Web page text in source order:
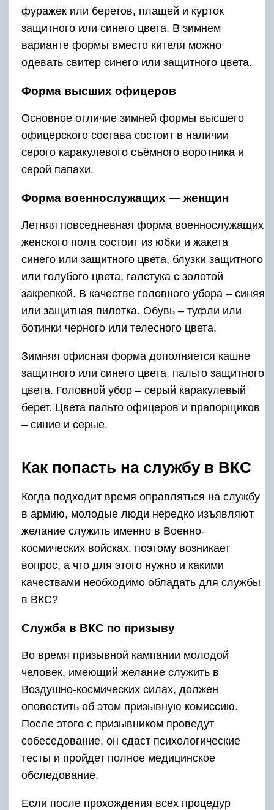
фуражек или беретов, плащей и курток
защитного или синего цвета. В зимнем
варианте формы вместо кителя можно
одевать свитер синего или защитного цвета.
Форма высших офицеров
Основное отличие зимней формы высшего
офицерского состава состоит в наличии
серого каракулевого съёмного воротника и
серой папахи.
Форма военнослужащих — женщин
Летняя повседневная форма военнослужащих
женского пола состоит из юбки и жакета
синего или защитного цвета, блузки защитного
или голубого цвета, галстука с золотой
закрепкой. В качестве головного убора – синяя
или защитная пилотка. Обувь – туфли или
ботинки черного или телесного цвета.
Зимняя офисная форма дополняется кашне
защитного или синего цвета, пальто защитного
цвета. Головной убор – серый каракулевый
берет. Цвета пальто офицеров и прапорщиков
– синие и серые.
Как попасть на службу в ВКС
Когда подходит время оправляться на службу
в армию, молодые люди нередко изъявляют
желание служить именно в Военно-
космических войсках, поэтому возникает
вопрос, а что для этого нужно и какими
качествами необходимо обладать для службы
в ВКС?
Служба в ВКС по призыву
Во время призывной кампании молодой
человек, имеющий желание служить в
Воздушно-космических силах, должен
оповестить об этом призывную комиссию.
После этого с призывником проведут
собеседование, он сдаст психологические
тесты и пройдет полное медицинское
обследование.
Если после прохождения всех процедур